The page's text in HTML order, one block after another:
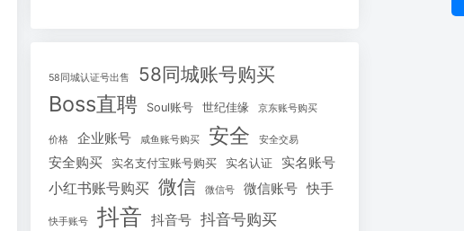
58同城认证号出售 58同城账号购买
Boss直聘 Soul账号 世纪佳缘 京东账号购买
价格 企业账号 咸鱼账号购买 安全 安全交易
安全购买 实名支付宝账号购买 实名认证 实名账号
小红书账号购买 微信 微信号 微信账号 快手
快手账号 抖音 抖音号 抖音号购买